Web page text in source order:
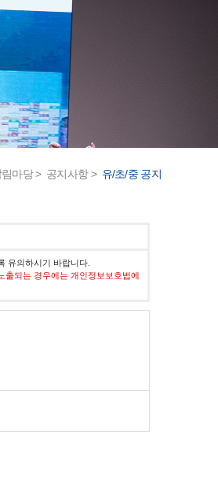
학교건축기금
마당 > 공지사항 > 유/초/중 공지
유의하시기 바랍니다.
출되는 경우에는 개인정보보호법에